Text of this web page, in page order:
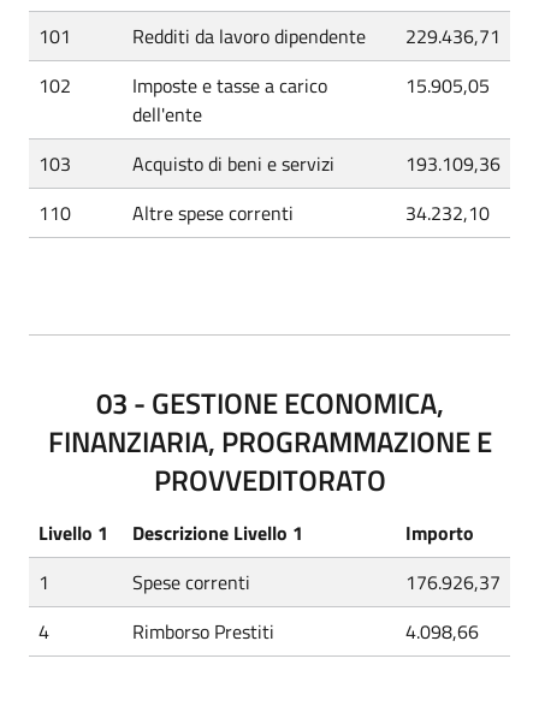
101
Redditi da lavoro dipendente
229.436,71
102
Imposte e tasse a carico
dell'ente
15.905,05
103 Acquisto di beni e servizi
193.109,36
110
Altre spese correnti 34.232,10
03 - GESTIONE ECONOMICA,
FINANZIARIA, PROGRAMMAZIONE E
PROVVEDITORATO
Livello 1 Descrizione Livello 1
Importo
1
Spese correnti
176.926,37
4
Rimborso Prestiti 4.098,66